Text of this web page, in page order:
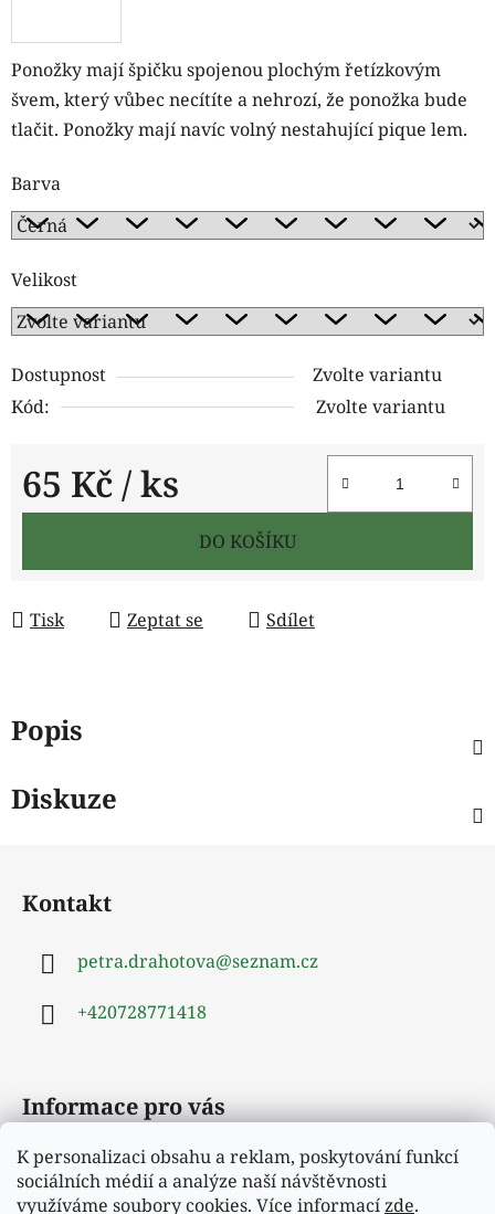
K personalizaci obsahu a reklam, poskytování funkcí
sociálních médií a analýze naší návštěvnosti
využíváme soubory cookies. Více informacízde.
Ponožky mají špičku spojenou plochým řetízkovým
švem, který vůbec necítíte a nehrozí, že ponožka bude
tlačit. Ponožky mají navíc volný nestahující pique lem.
Barva
Velikost
Dostupnost
Zvolte variantu
Kód:
Zvolte variantu
65 Kč / ks
Měrná cena:
DO KOŠÍKU
Tisk Zeptat se Sdílet
Popis
Diskuze
Kontakt
petra.drahotova@seznam.cz
+420728771418
Informace pro vás
Obchodní podmínky
Podmínky ochrany osobních údajů